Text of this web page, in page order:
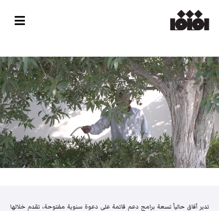
تدير آفاق حالياً تسعة برامج دعم قائمة على دعوة سنوية مفتوحة، تقدم خلالها